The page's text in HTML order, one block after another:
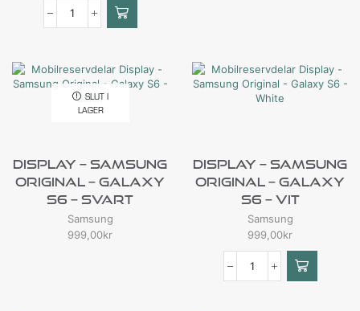
SLUT I
LAGER
Display – Samsung
Original – Galaxy
S6 – Svart
Samsung
999,00kr
Display – Samsung
Original – Galaxy
S6 – Vit
Samsung
999,00kr